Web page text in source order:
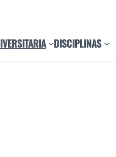
DISCIPLINAS